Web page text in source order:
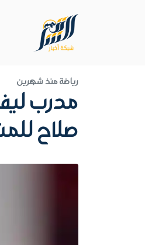
رياضةمنذ شهرين
مدرب
صلاح